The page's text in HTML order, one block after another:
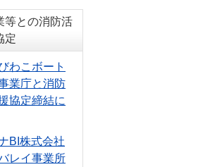
等との消防活
定
わこボート
業庁と消防
協定締結に
BI株式会社
レイ事業所